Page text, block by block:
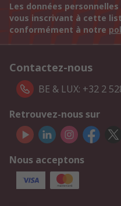
Les données
vous inscrivant à cette
conformément à notre
Contactez-nous
BE & LUX: +32 2
Retrouvez-nous sur
Nous acceptons